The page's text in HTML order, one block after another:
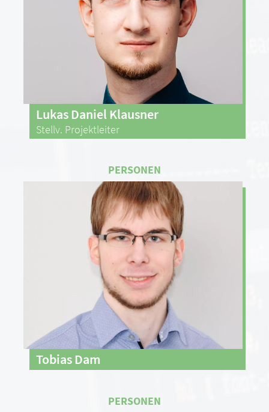
Lukas Daniel Klausner
Stellv. Projektleiter
Tobias Dam